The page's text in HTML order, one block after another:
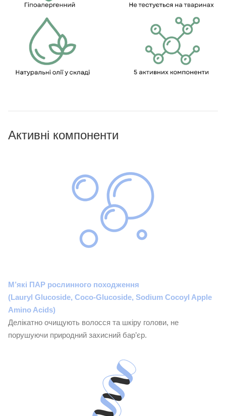
Активні компоненти
М’які ПАР рослинного походження
(Lauryl Glucoside, Coco-Glucoside, Sodium Cocoyl Apple
Amino Acids)
Делікатно очищують волосся та шкіру голови, не
порушуючи природний захисний бар’єр.